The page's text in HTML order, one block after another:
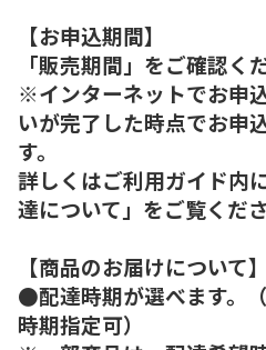
【お申込期間】
「販売期間」をご確認く
※インターネットでお申
いが完了した時点でお申
す。
詳しくはご利用ガイド内
達について」をご覧くださ
【商品のお届けについて】
●配達時期が選べます。
時期指定可）